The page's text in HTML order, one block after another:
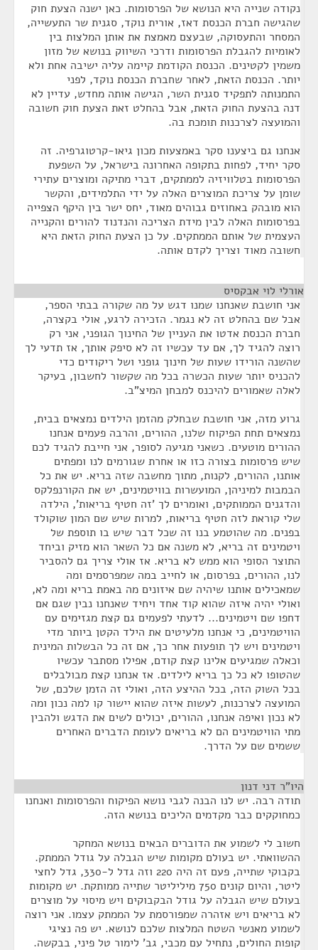
נקודה שנייה היא הנושא של הפרסומות. כאן ישנה הצעת חוק
שהגישה חברת הכנסת דאז, אורית נוקד, סגנית שר התעשייה,
המסחר והתעסוקה, שבעצם מאמצת את אותן המלצות בין
לאומיות להגבלת הפרסומות ודרכי השיווק בנושא של מזון
משמין לקטינים. הכנסת הקודמת קיימה עליה ישיבה אחת ולא
יותר. הכנסת הזאת, לאחר שחברת הכנסת נוקד, לפני
התמנותה לתפקיד סגנית השר, הגישה אותה מחדש, עדיין לא
דנה בהצעת החוק הזאת, אבל בהחלט זאת הצעת חוק חשובה
והמועצה לצרכנות תומכת בה.
אנחנו גם ביצענו סקר באמצעות מכון גיאו-קרטוגרפיה. זה
סקר יחיד, לפחות בתקופה האחרונה בישראל, על השפעת
הפרסומות בטלוויזיה לממתקים, דברי מתיקה ומוצרים עתירי
שומן על צריכת המוצרים האלה על ידי התלמידים, והקשר
הוא מובהק באחוזים גבוהים מאוד, יחס ישר בין היקף הצפייה
בפרסומות האלה לבין מידת הצריכה והנדנוד להורים והקנייה
העצמית של אותם הממתקים. על כן הצעת החוק הזאת היא
חשובה מאוד וצריך לקדם אותה.
אורלי לוי אבקסיס
אני חושבת שאנחנו שמנו דגש על מה שקורה בבתי הספר,
אבל שם בהחלט זה לא נגמר. הזכירה לרגע, אולי בקצרה,
חברת הכנסת אדטו את העניין של החינוך הגופני, אני רק
רוצה להגיד לך, אם עד עכשיו זה לא סיפק אותך, אז תדעי לך
שהשנה הורידו שעות של חינוך גופני ושל ריקודים כדי
להכניס יותר שעות הכשרה בכל מה שקשור לחשבון, בעיקר
לאלה שאמורים להיכנס למבחן המיצ"ב.
גרוע מזה, אני חושבת שבחלק מהזמן הילדים נמצאים בבית,
נמצאים תחת הפיקוח שלנו, ההורים, והרבה פעמים אנחנו
ההורים מוטעים. כשאני מגיעה לסופר, אני חייבת להגיד לכם
שיש פרסומות בצורה כזו או אחרת שגורמים לנו ומפתים
אותנו, ההורים, לקנות, מתוך מחשבה שזה בריא. יש את כל
הבמבות למיניהן, המועשרות בוויטמינים, יש את הקורנפלקס
והדגנים הממותקים, ואומרים לך 'זה חטיף בריאות', הילדה
שלי קוראת לזה חטיף בריאות, למרות שיש שם המון שוקולד
בפנים. מה שהוטמע בנו זה שכל דבר שיש בו תוספת של
ויטמינים זה בריא, לא משנה אם כל השאר הוא מזיק וביחד
התוצר הסופי הוא ממש לא בריא. אז אולי צריך גם להסביר
לנו, ההורים, בפרסום, או לחייב במה שמפרסמים ומה
שמאכילים אותנו שיהיה שם איזונים מה באמת בריא ומה לא,
ואולי יהיה איזה שהוא קוד אחד ויחיד שאנחנו נבין שגם אם
דחפו שם ויטמינים... לדעתי לפעמים גם קצת מגזימים עם
הוויטמינים, כי אנחנו מלעיטים את הילד הקטן ביותר מדי
ויטמינים ויש לך תופעות אחר כך, אם זה כל הבשלות המינית
וכאלה שמגיעים אלינו קצת קודם, אפילו מסתבר עכשיו
שהטופו לא כל כך בריא לילדים. אז אנחנו קצת מבולבלים
בכל השוק הזה, בכל ההיצע הזה, ואולי זה הזמן שלכם, של
המועצה לצרכנות, לעשות איזה שהוא יישור קו למה נכון ומה
לא נכון ואיפה אנחנו, ההורים, יכולים לשים את הדגש ולהבין
מתי הוויטמינים הם לא בריאים לעומת הדברים האחרים
ששמים שם על הדרך.
היו"ר דני דנון
תודה רבה. יש לנו הבנה לגבי נושא הפיקוח והפרסומות ואנחנו
כמחוקקים כבר מקדמים הליכים בנושא הזה.
חשוב לי לשמוע את הדוברים הבאים בנושא המחקר
ההשוואתי. יש בעולם מקומות שיש הגבלה על גודל הממתק.
בקבוקי שתייה, פעם זה היה 220 וזה גדל ל-330, גדל לחצי
ליטר, והיום קונים 750 מיליליטר שתייה ממותקת. יש מקומות
בעולם שיש הגבלה על גודל הבקבוקים ויש מיסוי על מוצרים
לא בריאים ויש אזהרה שמפורסמת על הממתק עצמו. אני רוצה
לשמוע מאנשי השטח המלצות שלכם לנושא. יש פה נציגי
קופות החולים, נתחיל עם מכבי, גב' לימור טל פיני, בבקשה.